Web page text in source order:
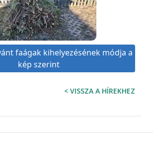
faágak kihelyezésének módja a
kép szerint
< VISSZA A HÍREKHEZ